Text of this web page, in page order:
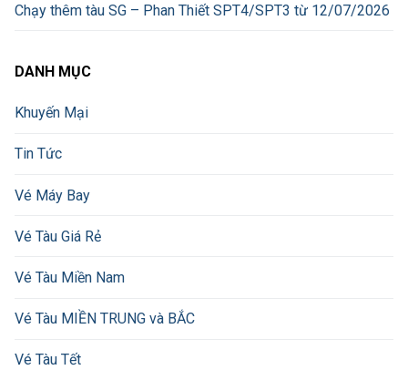
Chạy thêm tàu SG – Phan Thiết SPT4/SPT3 từ 12/07/2026
DANH MỤC
Khuyến Mại
Tin Tức
Vé Máy Bay
Vé Tàu Giá Rẻ
Vé Tàu Miền Nam
Vé Tàu MIỀN TRUNG và BẮC
Vé Tàu Tết